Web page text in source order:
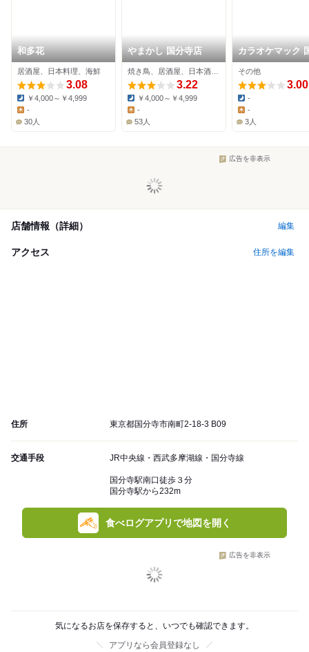
和多花
居酒屋、日本料理、海鮮
3.08
Dinner:
￥4,000～￥4,999
Lunch:
-
30人
やまかし 国分寺店
3.22
Dinner:
￥4,000～￥4,999
Lunch:
-
53人
カラオケマック
寺店
その他
3.00
Dinner:
-
Lunch:
-
3人
広告を非表示
店舗情報（詳細） 編集
アクセス 住所を編集
住所 東京都国分寺市南町2-18-3 B09
交通手段 JR中央線・西武多摩湖線・国分寺線
国分寺駅南口徒歩３分
国分寺駅から232m
食べログアプリで地図を開く
広告を非表示
気になるお店を保存すると、いつでも確認できます。
アプリなら会員登録なし